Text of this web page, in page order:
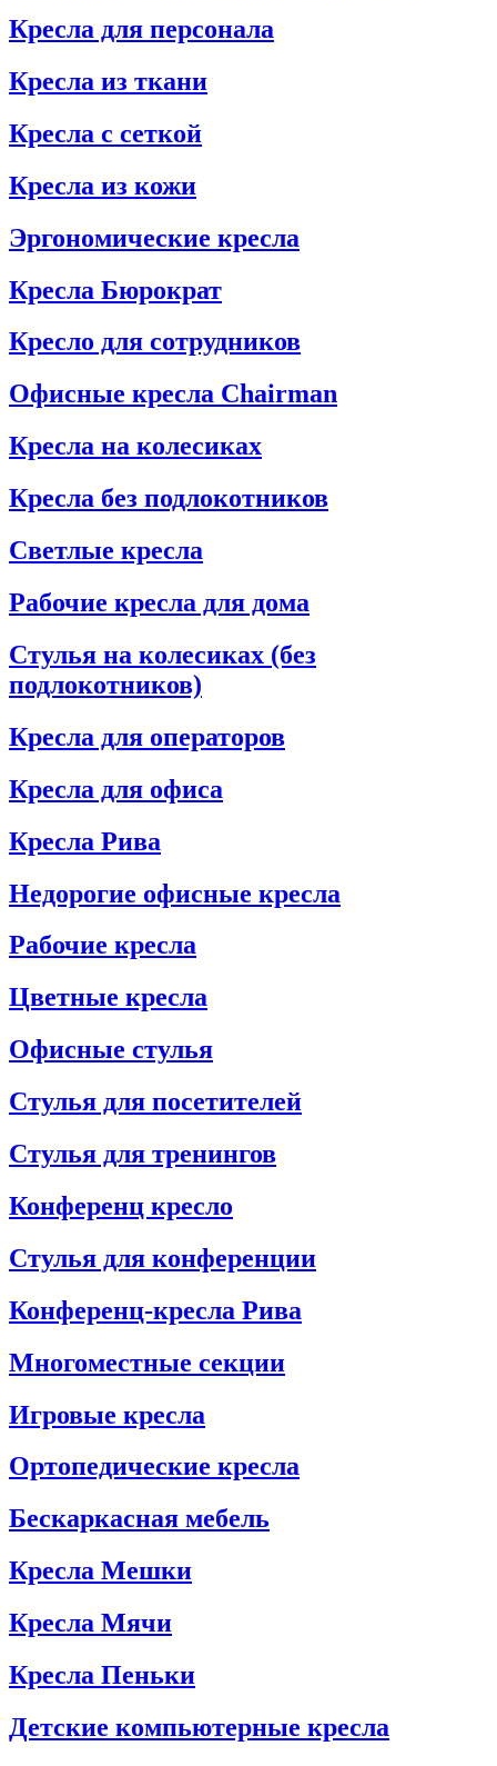
Кресла для персонала
Кресла из ткани
Кресла с сеткой
Кресла из кожи
Эргономические кресла
Кресла Бюрократ
Кресло для сотрудников
Офисные кресла Chairman
Кресла на колесиках
Кресла без подлокотников
Светлые кресла
Рабочие кресла для дома
Стулья на колесиках (без
подлокотников)
Кресла для операторов
Кресла для офиса
Кресла Рива
Недорогие офисные кресла
Рабочие кресла
Цветные кресла
Офисные стулья
Стулья для посетителей
Стулья для тренингов
Конференц кресло
Стулья для конференции
Конференц-кресла Рива
Многоместные секции
Игровые кресла
Ортопедические кресла
Бескаркасная мебель
Кресла Мешки
Кресла Мячи
Кресла Пеньки
Детские компьютерные кресла